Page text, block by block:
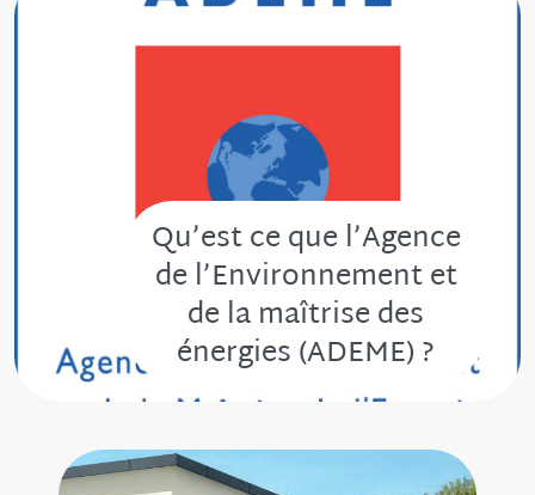
Qu’est ce que l’Agence
de l’Environnement et
de la maîtrise des
énergies (ADEME) ?